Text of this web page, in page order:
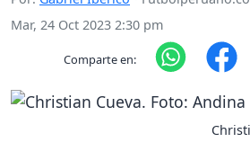
Mar, 24 Oct 2023 2:30 pm
Comparte en: